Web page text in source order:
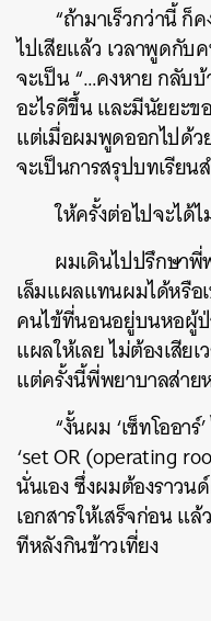
“ถ้ามาเร็วกว่านี้
ไปเสียแล้ว เวลาพูดกับ
จะเป็น “…คงหาย กลับ
อะไรดีขึ้น และมีนัยยะข
แต่เมื่อผมพูดออกไปด้ว
จะเป็นการสรุปบทเรีย
ให้ครั้งต่อไปจะได้
ผมเดินไปปรึกษา
เล็มแผลแทนผมได้หรือ
คนไข้ที่นอนอยู่บนหอผู้
แผลให้เลย ไม่ต้องเสีย
แต่ครั้งนี้พี่พยาบาลส่าย
“งั้นผม ‘เซ็ทโออา
‘set OR (operating
นั่นเอง ซึ่งผมต้องราว
เอกสารให้เสร็จก่อน แ
ทีหลังกินข้าวเที่ยง
ค้นหา
SHARE